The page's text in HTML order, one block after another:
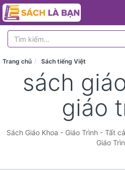
Trang chủ Sách tiếng Việt
sách
giáo
Sách Giáo Khoa - Giáo Trình - Tất
Giáo